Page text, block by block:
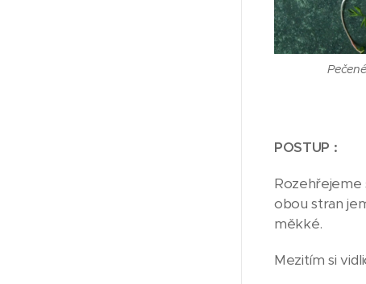
POSTUP :
Rozehřejeme
obou stran
měkké.
Mezitím si